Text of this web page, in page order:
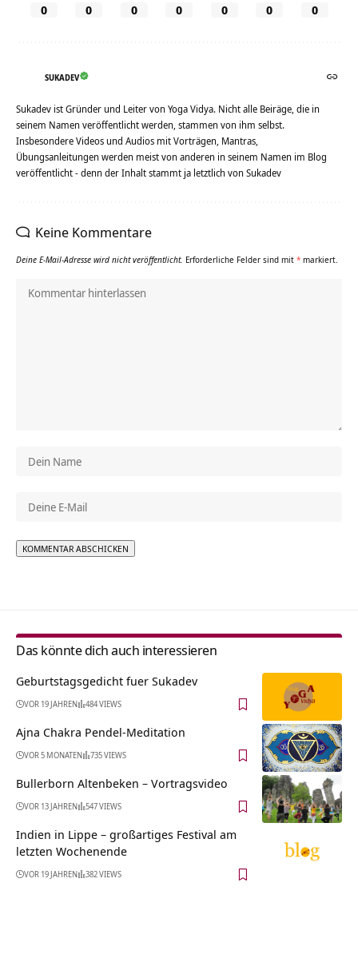
0 0 0 0 0 0 0
SUKADEV
Sukadev ist Gründer und Leiter von Yoga Vidya. Nicht alle Beiräge, die in
seinem Namen veröffentlicht werden, stammen von ihm selbst.
Insbesondere Videos und Audios mit Vorträgen, Mantras,
Übungsanleitungen werden meist von anderen in seinem Namen im Blog
veröffentlicht - denn der Inhalt stammt ja letztlich von Sukadev
Keine Kommentare
Deine E-Mail-Adresse wird nicht veröffentlicht. Erforderliche Felder sind mit * markiert.
Das könnte dich auch interessieren
Geburtstagsgedicht fuer Sukadev
VOR 19 JAHREN 484 VIEWS
Ajna Chakra Pendel-Meditation
VOR 5 MONATEN 735 VIEWS
Bullerborn Altenbeken‏‎ – Vortragsvideo
VOR 13 JAHREN 547 VIEWS
Indien in Lippe – großartiges Festival am
letzten Wochenende
VOR 19 JAHREN 382 VIEWS